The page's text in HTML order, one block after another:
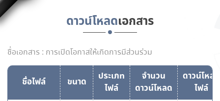
ดาวน์โหลดเอกสาร
ชื่อเอกสาร : การเปิดโอกาสให้เกิดการมีส่วนร่วม
ชื่อไฟล์ ขนาด
ประเภท
ไฟล์
จำนวน
ดาวน์โหลด
ดาวน์โหลด
ไฟล์